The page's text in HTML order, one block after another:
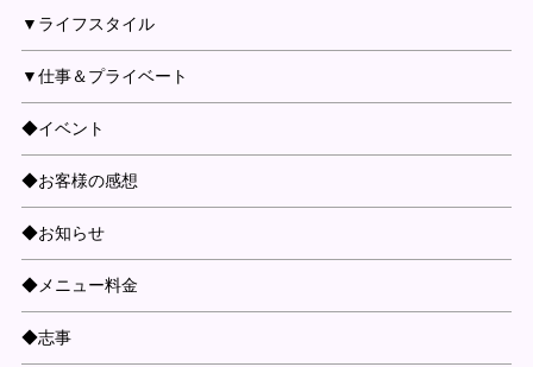
▼ライフスタイル
▼仕事＆プライベート
◆イベント
◆お客様の感想
◆お知らせ
◆メニュー料金
◆志事